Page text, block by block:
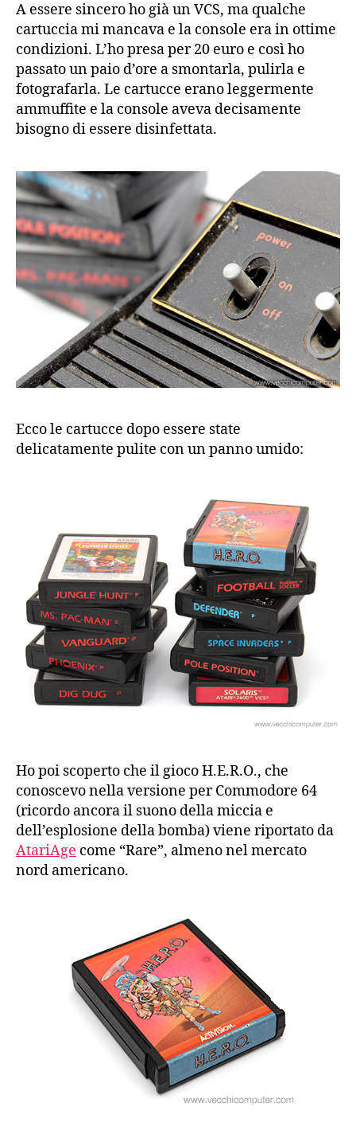
A essere sincero ho già un VCS, ma qualche
cartuccia mi mancava e la console era in ottime
condizioni. L’ho presa per 20 euro e così ho
passato un paio d’ore a smontarla, pulirla e
fotografarla. Le cartucce erano leggermente
ammuffite e la console aveva decisamente
bisogno di essere disinfettata.
Ecco le cartucce dopo essere state
delicatamente pulite con un panno umido:
Ho poi scoperto che il gioco H.E.R.O., che
conoscevo nella versione per Commodore 64
(ricordo ancora il suono della miccia e
dell’esplosione della bomba) viene riportato da
AtariAge come “Rare”, almeno nel mercato
nord americano.